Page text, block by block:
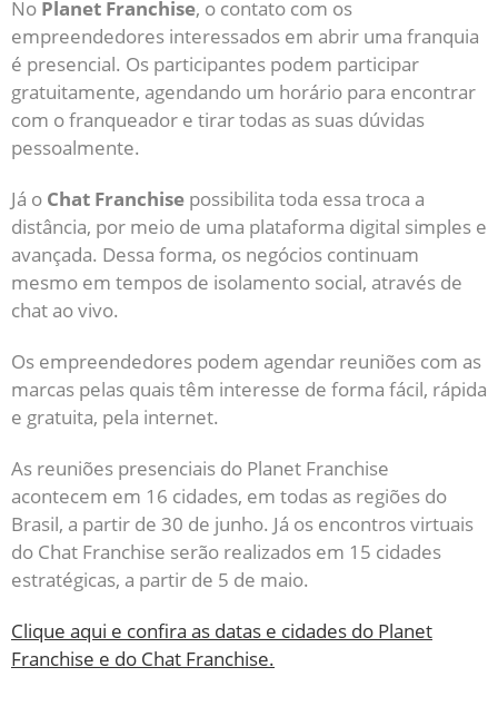
No Planet Franchise, o contato com os
empreendedores interessados em abrir uma franquia
é presencial. Os participantes podem participar
gratuitamente, agendando um horário para encontrar
com o franqueador e tirar todas as suas dúvidas
pessoalmente.
Já o Chat Franchise possibilita toda essa troca a
distância, por meio de uma plataforma digital simples e
avançada. Dessa forma, os negócios continuam
mesmo em tempos de isolamento social, através de
chat ao vivo.
Os empreendedores podem agendar reuniões com as
marcas pelas quais têm interesse de forma fácil, rápida
e gratuita, pela internet.
As reuniões presenciais do Planet Franchise
acontecem em 16 cidades, em todas as regiões do
Brasil, a partir de 30 de junho. Já os encontros virtuais
do Chat Franchise serão realizados em 15 cidades
estratégicas, a partir de 5 de maio.
Clique aqui e confira as datas e cidades do Planet
Franchise e do Chat Franchise.